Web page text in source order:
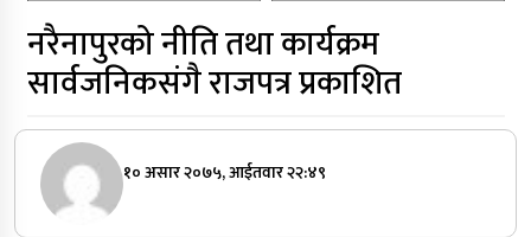
नरैनापुरको नीति तथा कार्यक्रम
सार्वजनिकसंगै राजपत्र प्रकाशित
१० असार २०७५, आईतवार २२:४९